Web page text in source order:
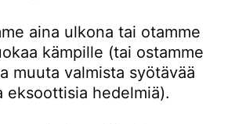
aina ulkona tai otamme
kämpille (tai ostamme
muuta valmista syötävää
eksoottisia hedelmiä).